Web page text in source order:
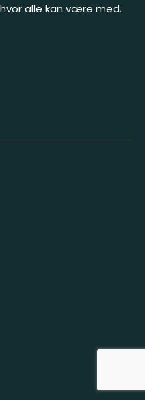
alle kan være med.